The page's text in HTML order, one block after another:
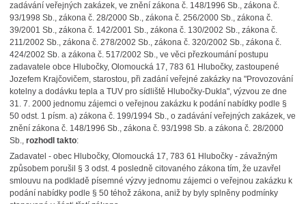
zadávání veřejných zakázek, ve znění zákona č. 148/1996 Sb., zákona č.
93/1998 Sb., zákona č. 28/2000 Sb., zákona č. 256/2000 Sb., zákona č.
39/2001 Sb., zákona č. 142/2001 Sb., zákona č. 130/2002 Sb., zákona č.
211/2002 Sb., zákona č. 278/2002 Sb., zákona č. 320/2002 Sb., zákona č.
424/2002 Sb. a zákona č. 517/2002 Sb., ve věci přezkoumání postupu
zadavatele obce Hlubočky, Olomoucká 17, 783 61 Hlubočky, zastoupené
Jozefem Krajčovičem, starostou, při zadání veřejné zakázky na "Provozování
kotelny a dodávku tepla a TUV pro sídliště Hlubočky-Dukla", výzvou ze dne
31. 7. 2000 jednomu zájemci o veřejnou zakázku k podání nabídky podle §
50 odst. 1 písm. a) zákona č. 199/1994 Sb., o zadávání veřejných zakázek, ve
znění zákona č. 148/1996 Sb., zákona č. 93/1998 Sb. a zákona č. 28/2000
Sb., rozhodl takto:
Zadavatel - obec Hlubočky, Olomoucká 17, 783 61 Hlubočky - závažným
způsobem porušil § 3 odst. 4 posledně citovaného zákona tím, že uzavřel
smlouvu na podkladě písemné výzvy jednomu zájemci o veřejnou zakázku k
podání nabídky podle § 50 téhož zákona, aniž by byly splněny podmínky